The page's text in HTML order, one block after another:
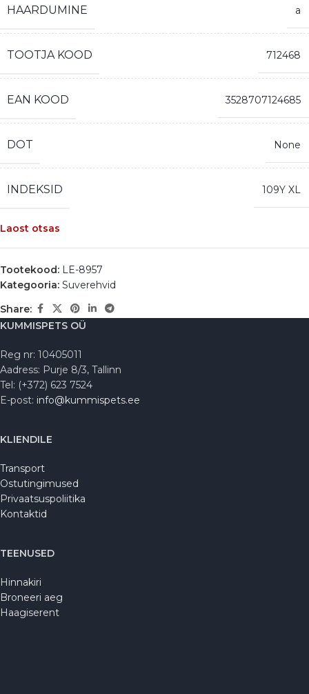
HAARDUMINE a
TOOTJA KOOD 712468
EAN KOOD 3528707124685
DOT None
INDEKSID 109Y XL
Laost otsas
Tootekood: LE-8957
Kategooria: Suverehvid
Share:
KUMMISPETS OÜ
Reg nr: 10405011
Aadress: Purje 8/3, Tallinn
Tel: (+372) 623 7524
E-post: info@kummispets.ee
KLIENDILE
Transport
Ostutingimused
Privaatsuspoliitika
Kontaktid
TEENUSED
Hinnakiri
Broneeri aeg
Haagiserent